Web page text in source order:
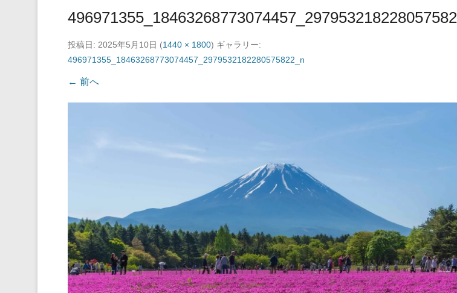
投稿日: 2025年5月10日 (1440 × 1800) ギャラリー:
496971355_18463268773074457_2979532182280575822_n
← 前へ